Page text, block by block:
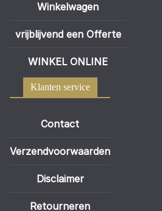
Winkelwagen
vrijblijvend een Offerte
WINKEL ONLINE
Klanten service
Contact
Verzendvoorwaarden
Disclaimer
Retourneren